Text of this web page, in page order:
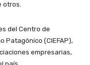
otros.
del Centro de
Patagónico (CIEFAP),
empresarias,